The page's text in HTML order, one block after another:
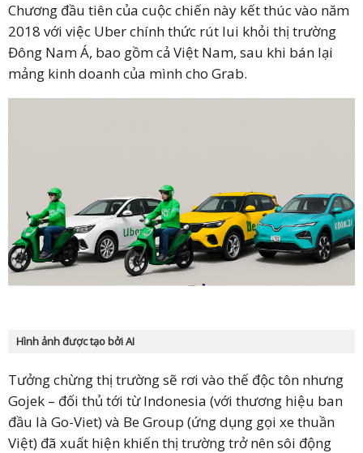
Chương đầu tiên của cuộc chiến này kết thúc vào năm
2018 với việc Uber chính thức rút lui khỏi thị trường
Đông Nam Á, bao gồm cả Việt Nam, sau khi bán lại
mảng kinh doanh của mình cho Grab.
Hình ảnh được tạo bởi AI
Tưởng chừng thị trường sẽ rơi vào thế độc tôn nhưng
Gojek – đối thủ tới từ Indonesia (với thương hiệu ban
đầu là Go-Viet) và Be Group (ứng dụng gọi xe thuần
Việt) đã xuất hiện khiến thị trường trở nên sôi động